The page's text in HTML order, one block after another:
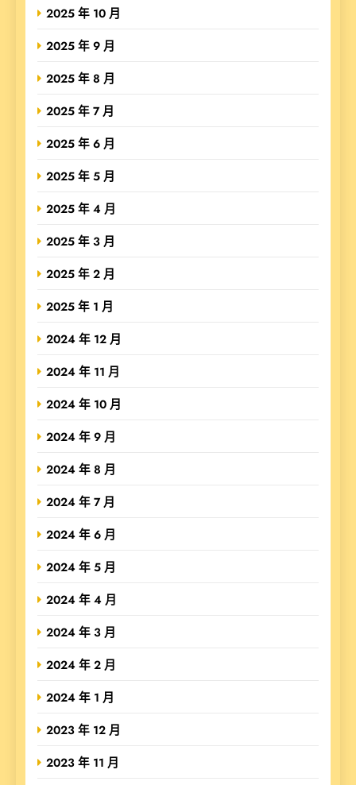
2025 年 10 月
2025 年 9 月
2025 年 8 月
2025 年 7 月
2025 年 6 月
2025 年 5 月
2025 年 4 月
2025 年 3 月
2025 年 2 月
2025 年 1 月
2024 年 12 月
2024 年 11 月
2024 年 10 月
2024 年 9 月
2024 年 8 月
2024 年 7 月
2024 年 6 月
2024 年 5 月
2024 年 4 月
2024 年 3 月
2024 年 2 月
2024 年 1 月
2023 年 12 月
2023 年 11 月